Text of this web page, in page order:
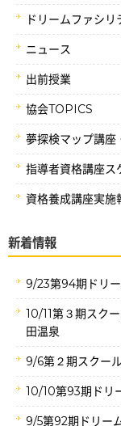
ドリームファシリ
ニュース
出前授業
協会TOPICS
夢探検マップ講座
指導者資格講座ス
資格養成講座実施
新着情報
9/23第94期ドリ
10/11第３期スク
田温泉
9/6第２期スクー
10/10第93期ドリ
9/5第92期ドリー